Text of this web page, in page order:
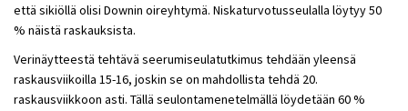
että sikiöllä olisi Downin oireyhtymä. Niskaturvotusseulalla löytyy 50
% näistä raskauksista.
Verinäytteestä tehtävä seerumiseulatutkimus tehdään yleensä
raskausviikoilla 15-16, joskin se on mahdollista tehdä 20.
raskausviikkoon asti. Tällä seulontamenetelmällä löydetään 60 %